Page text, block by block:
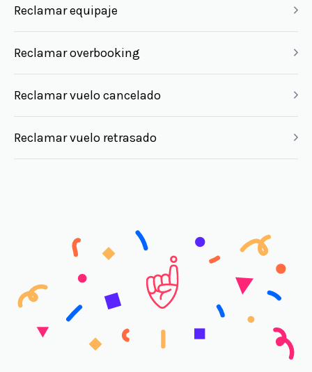
Reclamar equipaje
Reclamar overbooking
Reclamar vuelo cancelado
Reclamar vuelo retrasado